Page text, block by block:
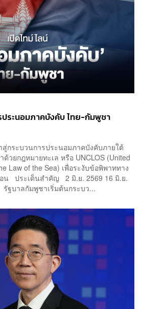
ประนอมภาคบังคับ ไทย-กัมพูชา
สู่กระบวนการประนอมภาคบังคับภายใต้
ยกฎหมายทะเล หรือ UNCLOS (United
Law of the Sea) เพื่อระงับข้อพิพาททาง
น ประเด็นสำคัญ 2 มิ.ย. 2569 16 มิ.ย.
บาลกัมพูชาเริ่มต้นกระบว...